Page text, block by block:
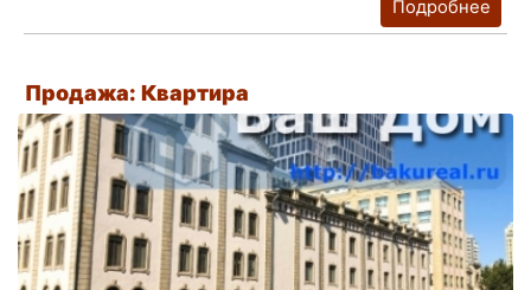
Подробнее
Продажа: Квартира